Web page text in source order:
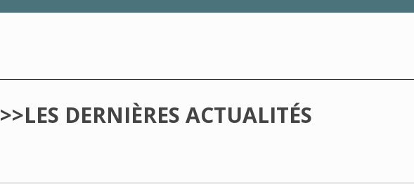
>>LES DERNIÈRES ACTUALITÉS